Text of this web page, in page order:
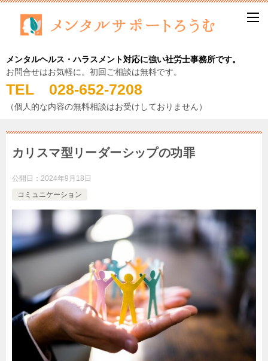
メンタルヘルス・ハラスメント対応に強い社労士事務所です。
お問合せはお気軽に。初回ご相談は無料です。
TEL 028-652-7208
（個人的な内容の無料相談はお受けしておりません）
カリスマ型リーダーシップの功罪
公開日： 2024年9月18日
コミュニケーション